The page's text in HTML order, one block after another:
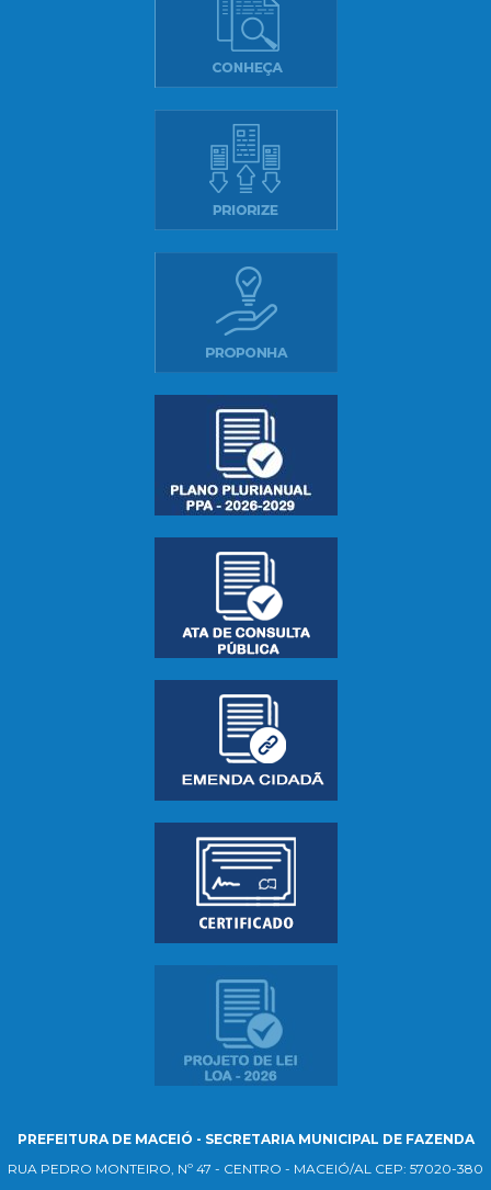
PREFEITURA DE MACEIÓ - SECRETARIA MUNICIPAL DE FAZENDA
RUA PEDRO MONTEIRO, Nº 47 - CENTRO - MACEIÓ/AL CEP: 57020-380